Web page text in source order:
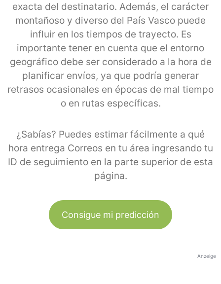
exacta del destinatario. Además, el carácter
montañoso y diverso del País Vasco puede
influir en los tiempos de trayecto. Es
importante tener en cuenta que el entorno
geográfico debe ser considerado a la hora de
planificar envíos, ya que podría generar
retrasos ocasionales en épocas de mal tiempo
o en rutas específicas.
¿Sabías? Puedes estimar fácilmente a qué
hora entrega Correos en tu área ingresando tu
ID de seguimiento en la parte superior de esta
página.
Consigue mi predicción
Anzeige